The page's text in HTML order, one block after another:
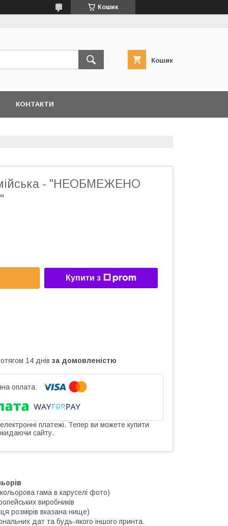
Кошик
Кошик
КОНТАКТИ
- "НЕОБМЕЖЕНО
Купити з
14 днів за домовленістю
платежі. Тепер ви можете купити
сайту.
гама в каруселі фото)
виробників
розмірів вказана нище)
дат та будь-якого іншого принта.